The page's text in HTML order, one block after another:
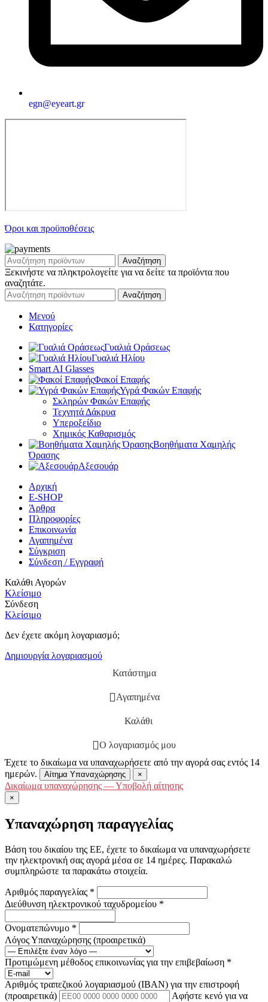
egn@eyeart.gr
Όροι και προϋποθέσεις
Αναζήτηση
Ξεκινήστε να πληκτρολογείτε για να δείτε τα προϊόντα που
αναζητάτε.
Αναζήτηση
Μενού
Κατηγορίες
Γυαλιά Οράσεως
Γυαλιά Ηλίου
Smart AI Glasses
Φακοί Επαφής
Υγρά Φακών Επαφής
Σκληρών Φακών Επαφής
Τεχνητά Δάκρυα
Υπεροξείδιο
Χημικός Καθαρισμός
Βοηθήματα Χαμηλής
Όρασης
Αξεσουάρ
Αρχική
E-SHOP
Άρθρα
Πληροφορίες
Επικοινωνία
Αγαπημένα
Σύγκριση
Σύνδεση / Εγγραφή
Καλάθι Αγορών
Κλείσιμο
Σύνδεση
Κλείσιμο
Δεν έχετε ακόμη λογαριασμό;
Δημιουργία λογαριασμού
Κατάστημα
Αγαπημένα
Καλάθι
Ο λογαριασμός μου
Έχετε το δικαίωμα να υπαναχωρήσετε από την αγορά σας εντός 14
ημερών.
Αίτημα Υπαναχώρησης ×
Δικαίωμα υπαναχώρησης — Υποβολή αίτησης
×
Υπαναχώρηση παραγγελίας
Βάση του δικαίου της ΕΕ, έχετε το δικαίωμα να υπαναχωρήσετε
την ηλεκτρονική σας αγορά μέσα σε 14 ημέρες. Παρακαλώ
συμπληρώστε τα παρακάτω στοιχεία.
Αριθμός παραγγελίας *
Διεύθυνση ηλεκτρονικού ταχυδρομείου *
Ονοματεπώνυμο *
Λόγος Υπαναχώρησης (προαιρετικά)
Προτιμώμενη μέθοδος επικοινωνίας για την επιβεβαίωση *
Αριθμός τραπεζικού λογαριασμού (IBAN) για την επιστροφή
(προαιρετικά)
Αφήστε κενό για να